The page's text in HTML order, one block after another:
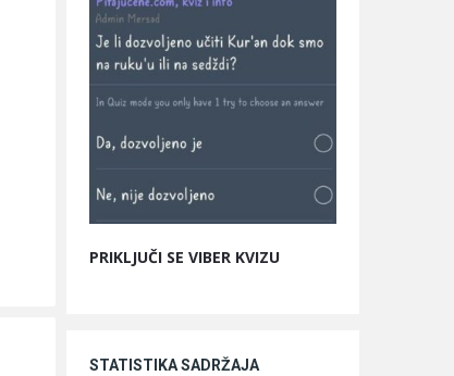
PRIKLJUČI SE VIBER KVIZU
STATISTIKA SADRŽAJA